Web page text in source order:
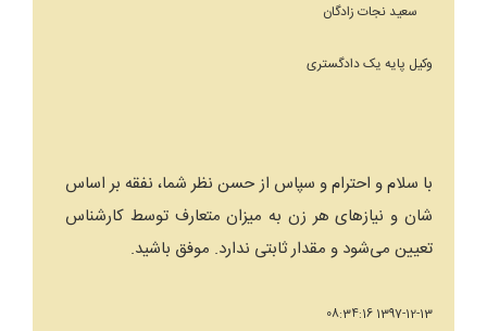
سعید نجات زادگان
وکیل پایه یک دادگستری
با سلام و احترام و سپاس از حسن نظر شما، نفقه بر اساس
شان و نیاز‌های هر زن به میزان متعارف توسط کارشناس
تعیین می‌شود و مقدار ثابتی ندارد. موفق باشید.
1397-12-13 08:34:16